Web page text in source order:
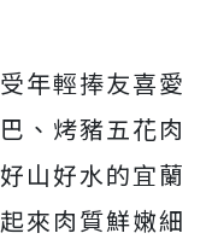
年輕捧友喜愛
、烤豬五花肉
山好水的宜蘭
來肉質鮮嫩細